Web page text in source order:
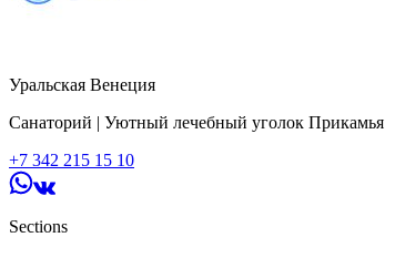
Уральская Венеция
Санаторий | Уютный лечебный уголок Прикамья
+7 342 215 15 10
Sections